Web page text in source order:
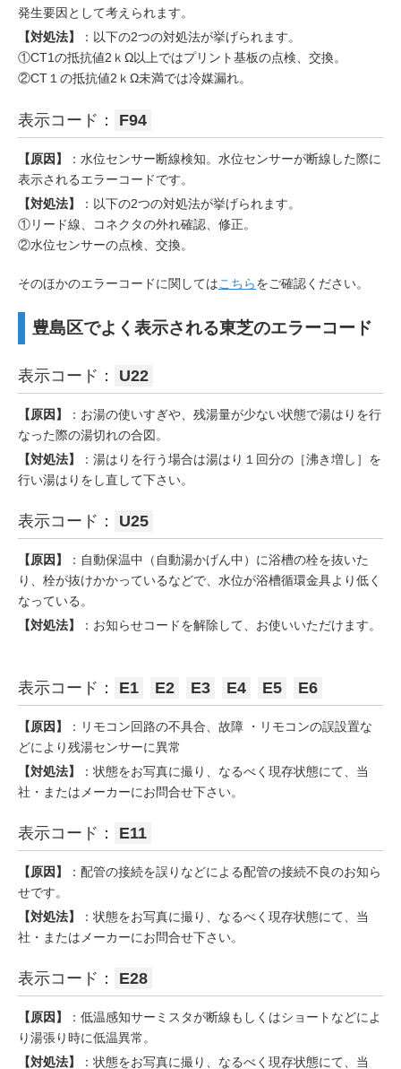
発生要因として考えられます。
【対処法】
：以下の2つの対処法が挙げられます。
①CT1の抵抗値2ｋΩ以上ではプリント基板の点検、交換。
②CT１の抵抗値2ｋΩ未満では冷媒漏れ。
表示コード： F94
【原因】
：水位センサー断線検知。水位センサーが断線した際に
表示されるエラーコードです。
【対処法】
：以下の2つの対処法が挙げられます。
①リード線、コネクタの外れ確認、修正。
②水位センサーの点検、交換。
そのほかのエラーコードに関してはこちらをご確認ください。
豊島区でよく表示される東芝のエラーコード
表示コード： U22
【原因】
：お湯の使いすぎや、残湯量が少ない状態で湯はりを行
なった際の湯切れの合図。
【対処法】
：湯はりを行う場合は湯はり１回分の［沸き増し］を
行い湯はりをし直して下さい。
表示コード： U25
【原因】
：自動保温中（自動湯かげん中）に浴槽の栓を抜いた
り、栓が抜けかかっているなどで、水位が浴槽循環金具より低く
なっている。
【対処法】
：お知らせコードを解除して、お使いいただけます。
表示コード： E1 E2 E3 E4 E5 E6
【原因】
：リモコン回路の不具合、故障 ・リモコンの誤設置な
どにより残湯センサーに異常
【対処法】
：状態をお写真に撮り、なるべく現存状態にて、当
社・またはメーカーにお問合せ下さい。
表示コード： E11
【原因】
：配管の接続を誤りなどによる配管の接続不良のお知ら
せです。
【対処法】
：状態をお写真に撮り、なるべく現存状態にて、当
社・またはメーカーにお問合せ下さい。
表示コード： E28
【原因】
：低温感知サーミスタが断線もしくはショートなどによ
り湯張り時に低温異常。
【対処法】
：状態をお写真に撮り、なるべく現存状態にて、当